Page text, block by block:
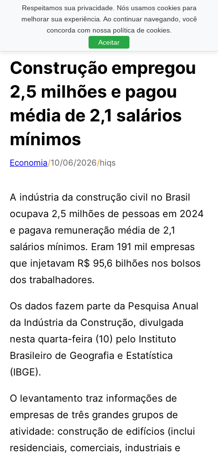
Respeitamos sua privacidade. Nós usamos cookies para
melhorar sua experiência. Ao continuar navegando, você
concorda com nossa política de cookies.
Aceitar
Pesquisar ...
Construção empregou
2,5 milhões e pagou
média de 2,1 salários
mínimos
Economia/10/06/2026/hiqs
A indústria da construção civil no Brasil
ocupava 2,5 milhões de pessoas em 2024
e pagava remuneração média de 2,1
salários mínimos. Eram 191 mil empresas
que injetavam R$ 95,6 bilhões nos bolsos
dos trabalhadores.
Os dados fazem parte da Pesquisa Anual
da Indústria da Construção, divulgada
nesta quarta-feira (10) pelo Instituto
Brasileiro de Geografia e Estatística
(IBGE).
O levantamento traz informações de
empresas de três grandes grupos de
atividade: construção de edifícios (inclui
residenciais, comerciais, industriais e